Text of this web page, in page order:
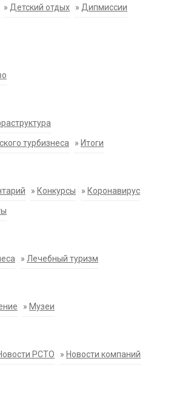
» Детский отдых » Дипмиссии
турбизнеса » Итоги
» Конкурсы » Коронавирус
» Лечебный туризм
» Музеи
РСТО » Новости компаний